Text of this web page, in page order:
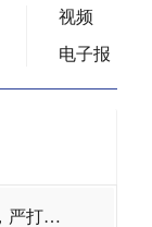
视频
电子报
甲醛检测报告真假难辨？四川开展专项整治，严打三大乱象